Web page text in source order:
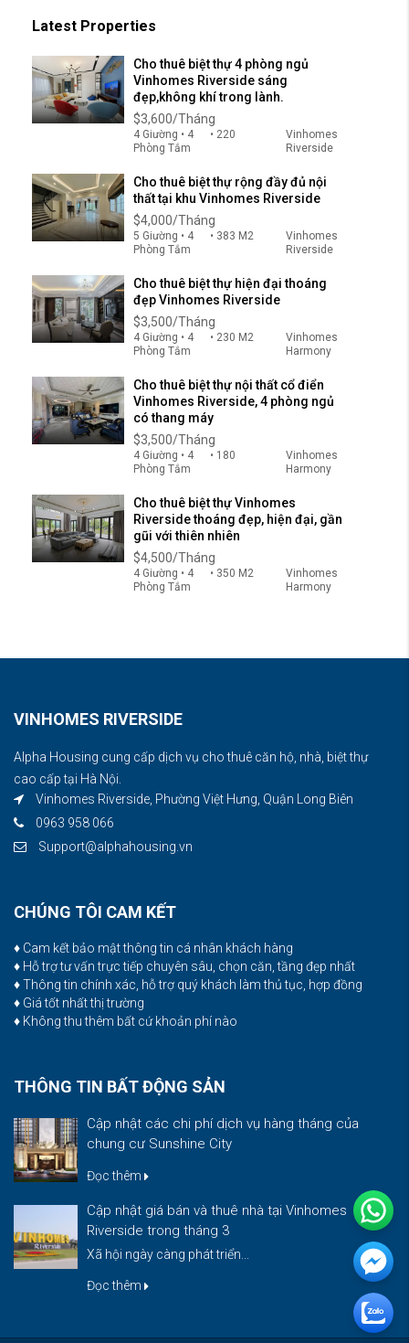
Latest Properties
Cho thuê biệt thự 4 phòng ngủ
Vinhomes Riverside sáng
đẹp,không khí trong lành.
$3,600/Tháng
4 Giường • 4
Phòng Tắm
• 220
Vinhomes
Riverside
Cho thuê biệt thự rộng đầy đủ nội
thất tại khu Vinhomes Riverside
$4,000/Tháng
5 Giường • 4
Phòng Tắm
• 383 M2
Vinhomes
Riverside
Cho thuê biệt thự hiện đại thoáng
đẹp Vinhomes Riverside
$3,500/Tháng
4 Giường • 4
Phòng Tắm
• 230 M2
Vinhomes
Harmony
Cho thuê biệt thự nội thất cổ điển
Vinhomes Riverside, 4 phòng ngủ
có thang máy
$3,500/Tháng
4 Giường • 4
Phòng Tắm
• 180
Vinhomes
Harmony
Cho thuê biệt thự Vinhomes
Riverside thoáng đẹp, hiện đại, gần
gũi với thiên nhiên
$4,500/Tháng
4 Giường • 4
Phòng Tắm
• 350 M2
Vinhomes
Harmony
VINHOMES RIVERSIDE
Alpha Housing cung cấp dịch vụ cho thuê căn hộ, nhà, biệt thự
cao cấp tại Hà Nội.
Vinhomes Riverside, Phường Việt Hưng, Quận Long Biên
0963 958 066
Support@alphahousing.vn
CHÚNG TÔI CAM KẾT
♦ Cam kết bảo mật thông tin cá nhân khách hàng
♦ Hỗ trợ tư vấn trực tiếp chuyên sâu, chọn căn, tầng đẹp nhất
♦ Thông tin chính xác, hỗ trợ quý khách làm thủ tục, hợp đồng
♦ Giá tốt nhất thị trường
♦ Không thu thêm bất cứ khoản phí nào
THÔNG TIN BẤT ĐỘNG SẢN
Cập nhật các chi phí dịch vụ hàng tháng của
chung cư Sunshine City
Đọc thêm
Cập nhật giá bán và thuê nhà tại Vinhomes
Riverside trong tháng 3
Xã hội ngày càng phát triển...
Đọc thêm